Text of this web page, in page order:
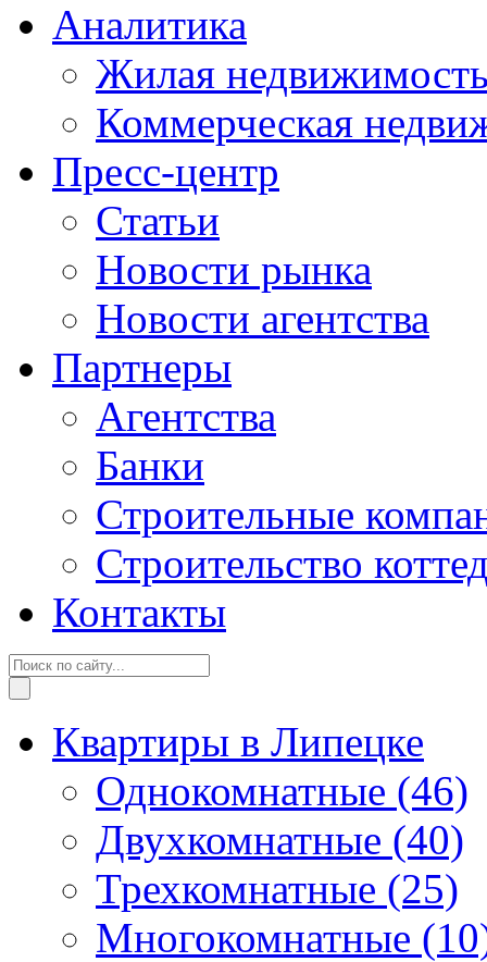
Аналитика
Жилая
Коммерческая
Пресс-центр
Статьи
Новости рынка
Новости агентства
Партнеры
Агентства
Банки
Строительные
Строительство
Контакты
Квартиры в Липецке
Однокомнатные (46)
Двухкомнатные (40)
Трехкомнатные (25)
Многокомнатные